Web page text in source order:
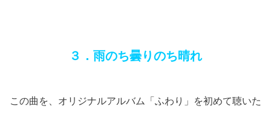
３．雨のち曇りのち晴れ
この曲を、オリジナルアルバム「ふわり」を初めて聴いた